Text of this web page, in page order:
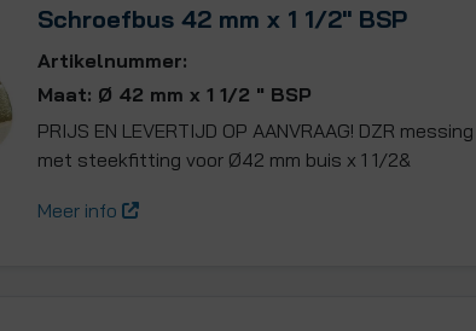
Schroefbus 42 mm x 1 1/2" BSP
Artikelnummer:
Maat: Ø 42 mm x 1 1/2 " BSP
PRIJS EN LEVERTIJD OP AANVRAAG! DZR
met steekfitting voor Ø42 mm buis x 1 1/2&
Meer info